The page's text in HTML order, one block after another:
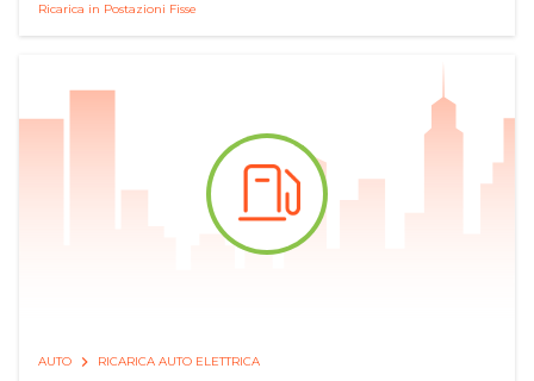
Ricarica in Postazioni Fisse
AUTO RICARICA AUTO ELETTRICA